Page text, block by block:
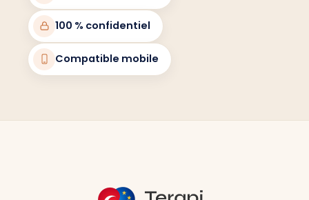
100 % confidentiel
Compatible mobile